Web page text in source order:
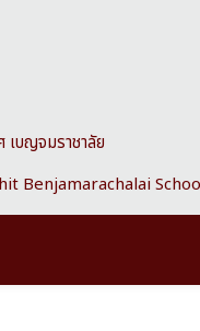
เบญจมราชาลัย
Benjamarachalai